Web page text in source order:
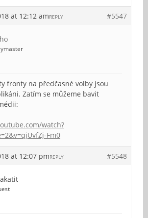
at 12:12 am #5547
REPLY
fronty na předčasné volby jsou
Zatím se můžeme bavit
watch?
Fm0
at 12:07 pm #5548
REPLY